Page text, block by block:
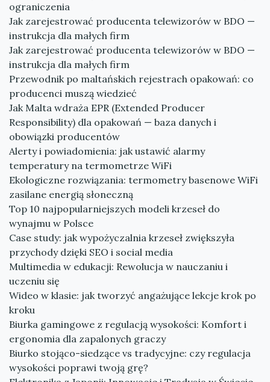
ograniczenia
Jak zarejestrować producenta telewizorów w BDO —
instrukcja dla małych firm
Jak zarejestrować producenta telewizorów w BDO —
instrukcja dla małych firm
Przewodnik po maltańskich rejestrach opakowań: co
producenci muszą wiedzieć
Jak Malta wdraża EPR (Extended Producer
Responsibility) dla opakowań — baza danych i
obowiązki producentów
Alerty i powiadomienia: jak ustawić alarmy
temperatury na termometrze WiFi
Ekologiczne rozwiązania: termometry basenowe WiFi
zasilane energią słoneczną
Top 10 najpopularniejszych modeli krzeseł do
wynajmu w Polsce
Case study: jak wypożyczalnia krzeseł zwiększyła
przychody dzięki SEO i social media
Multimedia w edukacji: Rewolucja w nauczaniu i
uczeniu się
Wideo w klasie: jak tworzyć angażujące lekcje krok po
kroku
Biurka gamingowe z regulacją wysokości: Komfort i
ergonomia dla zapalonych graczy
Biurko stojąco-siedzące vs tradycyjne: czy regulacja
wysokości poprawi twoją grę?